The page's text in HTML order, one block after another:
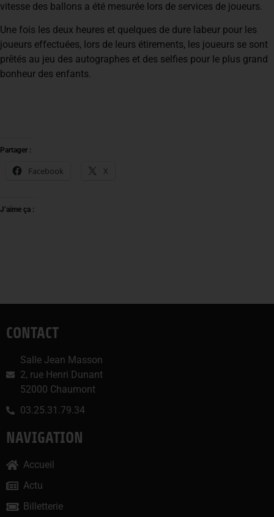
vitesse des ballons a été mesurée lors de services de joueurs.
Une fois les deux heures et quelques de dure labeur pour les
joueurs effectuées, lors de leurs étirements, les joueurs se sont
prêtés au jeu des autographes et des selfies pour le plus grand
bonheur des enfants.
Partager :
Facebook X
J’aime ça :
CONTACT
Salle Jean Masson
2, rue Henri Dunant
52000 Chaumont
03.25.31.79.34
NAVIGATION
Accueil
Actu
Billetterie